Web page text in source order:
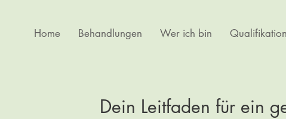
Home Behandlungen Wer ich bin
Dein Leitfaden für ein